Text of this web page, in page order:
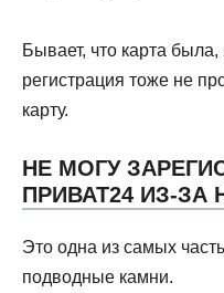
Бывает, что карта была,
регистрация тоже не
карту.
НЕ МОГУ
ПРИВАТ24 ИЗ-
Это одна из самых
подводные камни.